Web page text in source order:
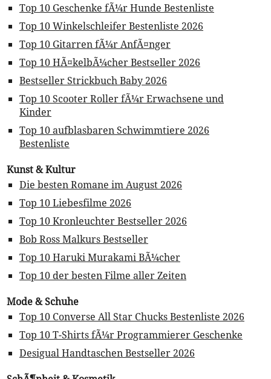
Top 10 Geschenke fÃ¼r Hunde Bestenliste
Top 10 Winkelschleifer Bestenliste 2026
Top 10 Gitarren fÃ¼r AnfÃ¤nger
Top 10 HÃ¤kelbÃ¼cher Bestseller 2026
Bestseller Strickbuch Baby 2026
Top 10 Scooter Roller fÃ¼r Erwachsene und
Kinder
Top 10 aufblasbaren Schwimmtiere 2026
Bestenliste
Kunst & Kultur
Die besten Romane im August 2026
Top 10 Liebesfilme 2026
Top 10 Kronleuchter Bestseller 2026
Bob Ross Malkurs Bestseller
Top 10 Haruki Murakami BÃ¼cher
Top 10 der besten Filme aller Zeiten
Mode & Schuhe
Top 10 Converse All Star Chucks Bestenliste 2026
Top 10 T-Shirts fÃ¼r Programmierer Geschenke
Desigual Handtaschen Bestseller 2026